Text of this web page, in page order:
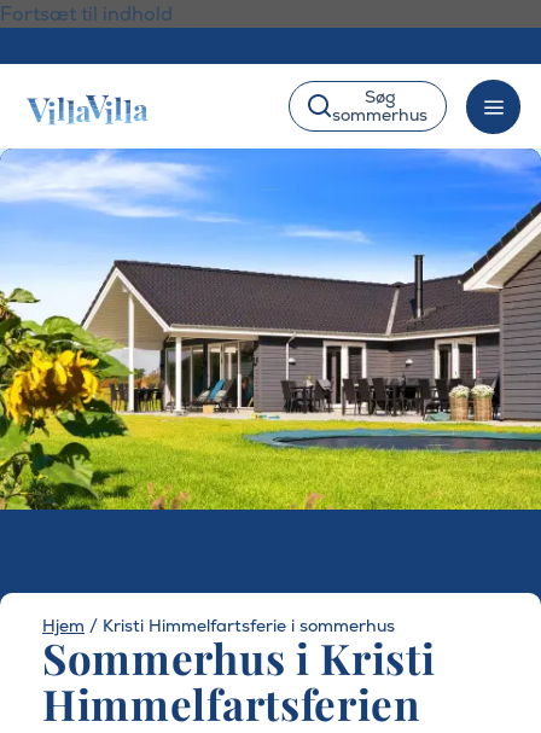
Fortsæt til indhold
Søg
sommerhus
Hjem / Kristi Himmelfartsferie i sommerhus
Sommerhus i Kristi
Himmelfartsferien